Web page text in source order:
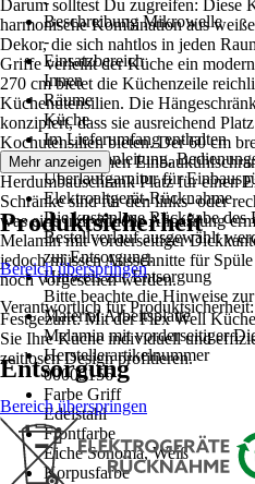
Beschreibung Mikrowelle
-
Einsatzbereich
Innen
Räume
Küche
Im Lieferumfang enthalten
Montageanleitung,
Überlaufgarnitur für
Elektroaltgerät-Rücknahme
Die kostenlose Rückgabe des
Bestellverlauf ausgewählt
zur Entsorgung.
Hinweis zur Entsorgung
Bitte beachte die Hinweise
Material Arbeitsplatte
Melamin mit vorderseitiger
Herstellerartikelnummer
00009156
Farbe Griff
Edelstahl
Frontfarbe
Eiche Sonoma, Weiß
Korpusfarbe
Darum solltest Du zugreifen: Diese
harmonische Kombination aus
Dekor, die sich nahtlos in jeden
Griffe verleiht der Küche ein
270 cm bietet die Küchenzeile
Küchenutensilien. Die
konzipiert, dass sie ausreichend
Kochutensilien bieten. Der 60 cm
einen 88 cm hohen
Herdumbauschrank Platz für einen
Schränke sind für den links- oder
was eine individuelle Anpassung
Melamin mit vorderseitiger
jedoch müssen Ausschnitte für
noch vorgesehen werden.
Festgezurrt: Mit der Flex Well
Sie Ihre Küche individuell und
zeitlosen Design profitieren.
Mehr anzeigen
Produktsicherheit
Bereich überspringen
Verantwortlich für Produktsicherheit:
Entsorgung
Bereich überspringen